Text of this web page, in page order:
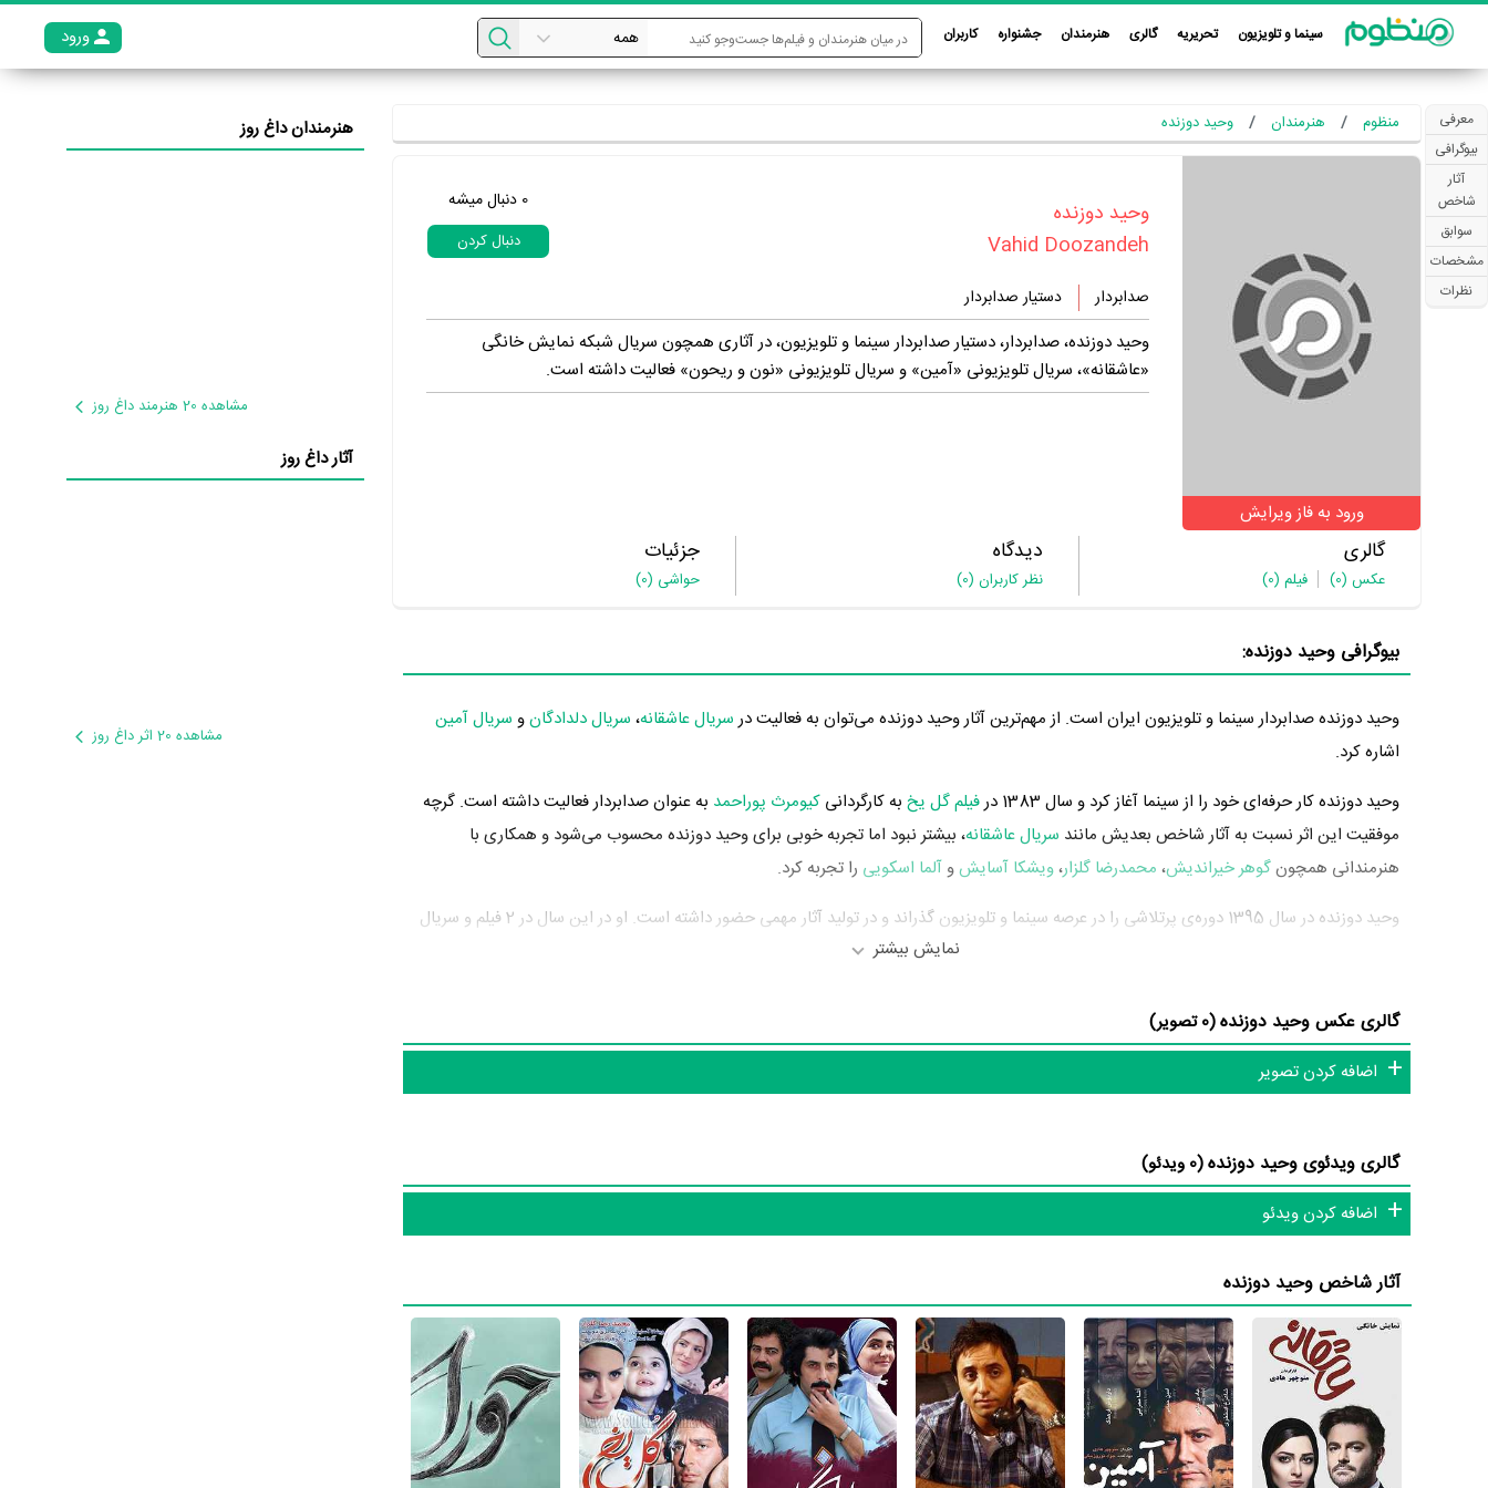
سینما و تلویزیون تحریریه گالری هنرمندان جشنواره کاربران ورود
معرفی
بیوگرافی
آثار
شاخص
سوابق
مشخصات
نظرات
منظوم هنرمندان وحید دوزنده
ورود به فاز ویرایش
‏وحید دوزنده‏
Vahid Doozandeh
0 دنبال میشه
دنبال کردن
صدابردار دستیار صدابردار
وحید دوزنده، صدابردار، دستیار صدابردار سینما و تلویزیون، در آثاری همچون سریال شبکه نمایش خانگی
«عاشقانه»، سریال تلویزیونی «آمین» و سریال تلویزیونی «نون و ریحون» فعالیت داشته است.
گالری
عکس (0) فیلم (0)
دیدگاه
نظر کاربران (0)
جزئیات
حواشی (0)
بیوگرافی وحید دوزنده:
وحید دوزنده صدابردار سینما و تلویزیون ایران است. از مهم‌ترین آثار وحید دوزنده می‌توان به فعالیت در سریال عاشقانه، سریال دلدادگانو سریال آمین
اشاره کرد.
وحید دوزنده کار حرفه‌ای خود را از سینما آغاز کرد و سال 1383 در
فیلم گل یخ به کارگردانی کیومرث پوراحمد به عنوان صدابردار فعالیت داشته است. گرچه
موفقیت این اثر نسبت به آثار شاخص بعدیش مانند سریال عاشقانه، بیشتر نبود اما تجربه خوبی برای وحید دوزنده محسوب می‌شود و همکاری با
هنرمندانی همچونگوهر خیراندیش، محمدرضا گلزار،ویشکا آسایشو آلما اسکویی را تجربه کرد.
وحید دوزنده در سال 1395 دوره‌ی پرتلاشی را در عرصه سینما و تلویزیون گذراند و در تولید آثار مهمی حضور داشته است. او در این سال در 2 فیلم و سریال
مهم سینما و تلویزیون حضور داشت و خود را به جامعه هنرمندان معرفی کرد. آثار مهم وحید دوزنده در این سال، فعالیت در
شاید یکی از مهم‌ترین بخش‌های بیوگرافی وحید دوزنده فعالیت در
فعالیت داشته است که توانست با مهارتش، جای خود را میان اهالی فضای تلویزیون مطرح کند. وحید دوزنده توانست با فعالیت در
حرفه‌ای موفقی برای خود رقم بزند و همکاری در کنار بازیگران بزرگ و باتجربه‌ای نظیرمحمدرضا گلزار،مهناز افشار،فرزاد فرزینوپانته‌آ بهرامتوانست سطح
وحید دوزنده علاوه‌برسریال عاشقانه، سال 1396 در سریال دلدادگاننیز فعالیت داشته است. وحید دوزنده این‌بار بامنوچهر هادییعنی کارگردانسریال
دلدادگانو هنرمندانی چون
با اینکه وحید دوزنده را بیشتر بعنوان صدابردار می‌شناسیم، اما در حرفه‌های دیگر نیز فعال بوده است. وحید دوزنده علاوه‌بر صدابردار به‌عنوان دستیار
صدابردار نیز در سینما و تلویزیون فعالیت داشته است. مهم‌ترین اثر وحید دوزنده در حرفه‌ی دستیار صدابردار،سریال فرار بزرگاست.
یکی از ویژگی‌های حرفه‌ای بیوگرافی وحید دوزنده آن هست که در مدت زمان فعالیت خود، هم در تلویزیون و هم در سینما حضور داشته است. وحید دوزنده
را باید بیشتر صدابردار تلویزیون بدانیم چرا که 64% آثار وی تلویزیونی و 36% آثارش سینمایی است. در واقع وحید دوزنده از مجموع 11 اثری که در کارنامه
دارد، در 7 اثر در تلویزیون با نام‌های
سریال دلدادگان ،سریال آمین،سریال بلندترین شب سال،سریال توماج،سریال نون وریحون سریال حکم‌جلبو
سریال آخرین روز‌ماهنام‌های و در 4 اثر در سینما با نام‌های فیلم کارگر ساده نیازمندیم،فیلم زنان ونوسی٬مردان مریخی ،فیلم قرنطینه فیلم گل یخفعالیت
داشته است.
نمایش بیشتر
گالری عکس وحید دوزنده(0 تصویر)
اضافه کردن تصویر
گالری ویدئوی وحید دوزنده(0 ویدئو)
اضافه کردن ویدئو
آثار شاخص وحید دوزنده
هنرمندان داغ روز
مشاهده 20 هنرمند داغ روز
آثار داغ روز
مشاهده 20 اثر داغ روز